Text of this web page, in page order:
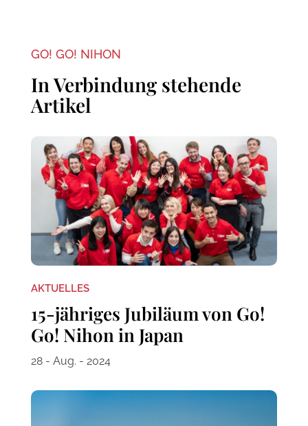
GO! GO! NIHON
In Verbindung stehende
Artikel
AKTUELLES
15-jähriges Jubiläum von Go!
Go! Nihon in Japan
28 - Aug. - 2024